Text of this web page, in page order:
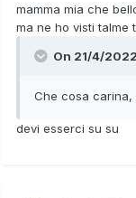
mamma mia che
ma ne ho visti talme
On 21/4/
Che cosa carina,
devi esserci su su